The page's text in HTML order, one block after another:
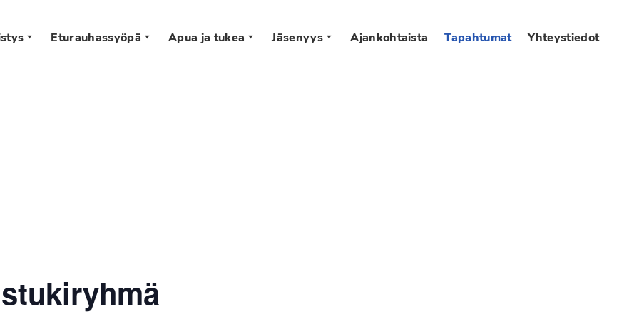
Eturauhassyöpä Apua ja tukea Jäsenyys Ajankohtaista Tapahtumat Yhteystiedot